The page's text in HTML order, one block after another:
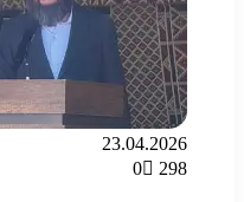
23.04.2026
0
298